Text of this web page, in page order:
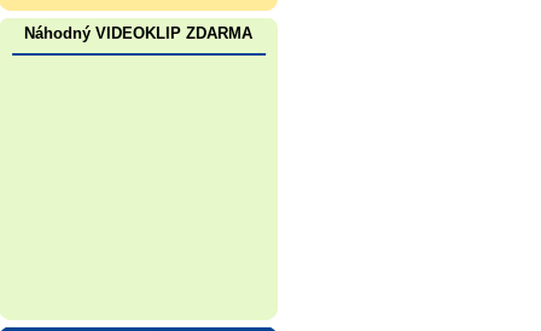
Náhodný VIDEOKLIP ZDARMA